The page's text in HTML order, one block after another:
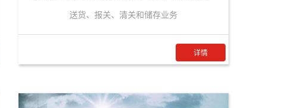
送货、报关、清关和储存业务
详情